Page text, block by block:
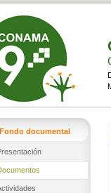
Fondo documental